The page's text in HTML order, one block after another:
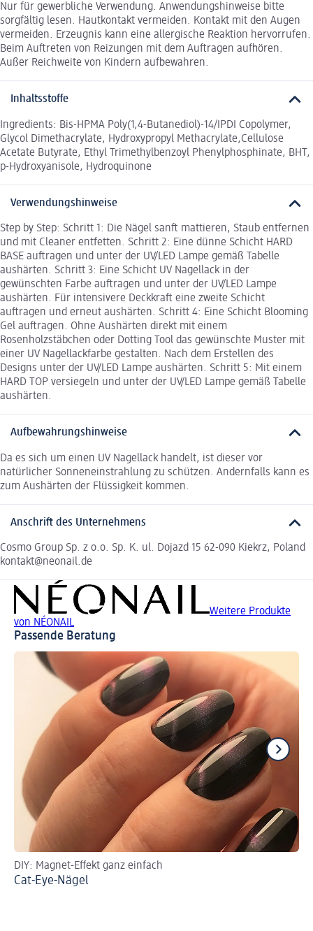
Nur für gewerbliche Verwendung. Anwendungshinweise bitte
sorgfältig lesen. Hautkontakt vermeiden. Kontakt mit den Augen
vermeiden. Erzeugnis kann eine allergische Reaktion hervorrufen.
Beim Auftreten von Reizungen mit dem Auftragen aufhören.
Außer Reichweite von Kindern aufbewahren.
Inhaltsstoffe
Ingredients: Bis-HPMA Poly(1,4-Butanediol)-14/IPDI Copolymer,
Glycol Dimethacrylate, Hydroxypropyl Methacrylate,Cellulose
Acetate Butyrate, Ethyl Trimethylbenzoyl Phenylphosphinate, BHT,
p-Hydroxyanisole, Hydroquinone
Verwendungshinweise
Step by Step: Schritt 1: Die Nägel sanft mattieren, Staub entfernen
und mit Cleaner entfetten. Schritt 2: Eine dünne Schicht HARD
BASE auftragen und unter der UV/LED Lampe gemäß Tabelle
aushärten. Schritt 3: Eine Schicht UV Nagellack in der
gewünschten Farbe auftragen und unter der UV/LED Lampe
aushärten. Für intensivere Deckkraft eine zweite Schicht
auftragen und erneut aushärten. Schritt 4: Eine Schicht Blooming
Gel auftragen. Ohne Aushärten direkt mit einem
Rosenholzstäbchen oder Dotting Tool das gewünschte Muster mit
einer UV Nagellackfarbe gestalten. Nach dem Erstellen des
Designs unter der UV/LED Lampe aushärten. Schritt 5: Mit einem
HARD TOP versiegeln und unter der UV/LED Lampe gemäß Tabelle
aushärten.
Aufbewahrungshinweise
Da es sich um einen UV Nagellack handelt, ist dieser vor
natürlicher Sonneneinstrahlung zu schützen. Andernfalls kann es
zum Aushärten der Flüssigkeit kommen.
Anschrift des Unternehmens
Cosmo Group Sp. z o.o. Sp. K. ul. Dojazd 15 62-090 Kiekrz, Poland
kontakt@neonail.de
Weitere Produkte
von NÉONAIL
Passende Beratung
DIY: Magnet-Effekt ganz einfach
Cat-Eye-Nägel